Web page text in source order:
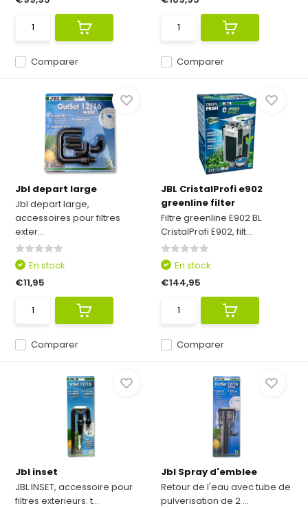
Comparer Comparer
Jbl depart large
Jbl depart large,
accessoires pour filtres
exter...
Comparer
En stock
€11,95
JBL CristalProfi e902
greenline filter
Filtre greenline E902 BL
CristalProfi E902, filt...
Comparer
En stock
€144,95
Jbl inset
JBL INSET, accessoire pour
filtres exterieurs: t...
Jbl Spray d'emblee
Retour de l'eau avec tube de
pulverisation de 2 ...